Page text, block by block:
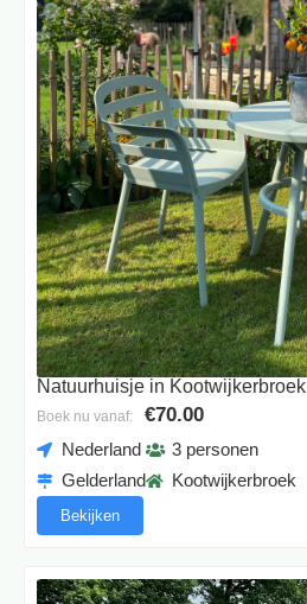
Natuurhuisje in Kootwijkerbroek
Boek nu vanaf: €70.00
Nederland
Gelderland
3 personen
Kootwijkerbroek
Bekijken